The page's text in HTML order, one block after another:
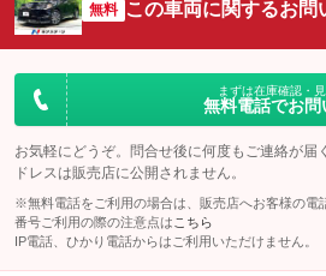
無料 この車両に関するお問
まずは在庫確認・
無料電話でお問
お気軽にどうぞ。問合せ後に何度もご連絡が届
ドレスは販売店に公開されません。
※無料電話をご利用の場合は、販売店へお客様の電
番号ご利用の際の注意点は こちら
IP電話、ひかり電話からはご利用いただけません。